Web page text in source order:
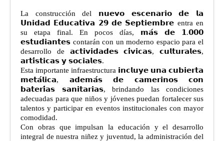
La construcción del 𝗻𝘂𝗲𝘃𝗼 𝗲𝘀𝗰𝗲𝗻𝗮𝗿𝗶𝗼 𝗱𝗲 𝗹𝗮
𝗨𝗻𝗶𝗱𝗮𝗱 𝗘𝗱𝘂𝗰𝗮𝘁𝗶𝘃𝗮 𝟮𝟵 𝗱𝗲 𝗦𝗲𝗽𝘁𝗶𝗲𝗺𝗯𝗿𝗲 entra en
su etapa final. En pocos días, 𝗺𝗮́𝘀 𝗱𝗲 𝟭.𝟬𝟬𝟬
𝗲𝘀𝘁𝘂𝗱𝗶𝗮𝗻𝘁𝗲𝘀 contarán con un moderno espacio para el
desarrollo de 𝗮𝗰𝘁𝗶𝘃𝗶𝗱𝗮𝗱𝗲𝘀 𝗰𝗶́𝘃𝗶𝗰𝗮𝘀, 𝗰𝘂𝗹𝘁𝘂𝗿𝗮𝗹𝗲𝘀,
𝗮𝗿𝘁𝗶́𝘀𝘁𝗶𝗰𝗮𝘀 𝘆 𝘀𝗼𝗰𝗶𝗮𝗹𝗲𝘀.
Esta importante infraestructura 𝗶𝗻𝗰𝗹𝘂𝘆𝗲 𝘂𝗻𝗮 𝗰𝘂𝗯𝗶𝗲𝗿𝘁𝗮
𝗺𝗲𝘁𝗮́𝗹𝗶𝗰𝗮, 𝗮𝗱𝗲𝗺𝗮́𝘀 𝗱𝗲 𝗰𝗮𝗺𝗲𝗿𝗶𝗻𝗼𝘀 𝗰𝗼𝗻
𝗯𝗮𝘁𝗲𝗿𝗶́𝗮𝘀 𝘀𝗮𝗻𝗶𝘁𝗮𝗿𝗶𝗮𝘀, brindando las condiciones
adecuadas para que niños y jóvenes puedan fortalecer sus
talentos y participar en eventos institucionales con mayor
comodidad.
Con obras que impulsan la educación y el desarrollo
integral de nuestra niñez y juventud, la administración del